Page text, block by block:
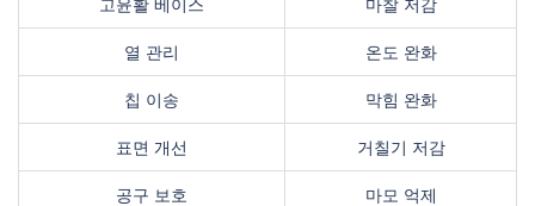
고윤활 베이스 마찰 저감
열 관리 온도 완화
칩 이송 막힘 완화
표면 개선 거칠기 저감
공구 보호 마모 억제